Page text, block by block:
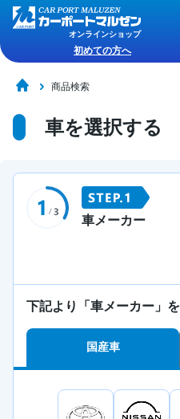
オンラインショップ
初めての方へ
商品検索
車を選択する
車メーカー
下記より「車メーカー」
国産車